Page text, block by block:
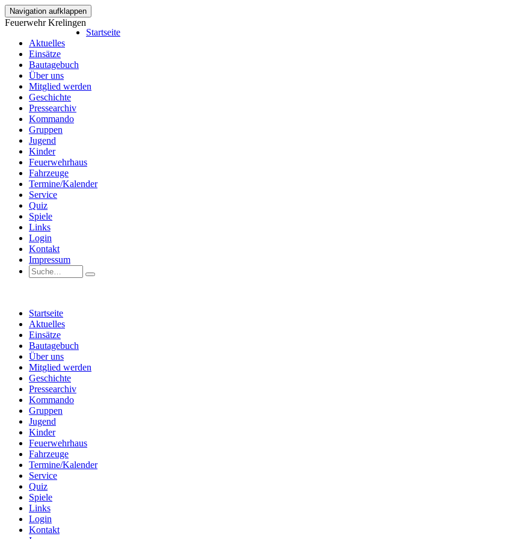
Navigation aufklappen
Feuerwehr Krelingen
Startseite
Aktuelles
Einsätze
Bautagebuch
Über uns
Mitglied werden
Geschichte
Pressearchiv
Kommando
Gruppen
Jugend
Kinder
Feuerwehrhaus
Fahrzeuge
Termine/Kalender
Service
Quiz
Spiele
Links
Login
Kontakt
Impressum
Startseite
Aktuelles
Einsätze
Bautagebuch
Über uns
Mitglied werden
Geschichte
Pressearchiv
Kommando
Gruppen
Jugend
Kinder
Feuerwehrhaus
Fahrzeuge
Termine/Kalender
Service
Quiz
Spiele
Links
Login
Kontakt